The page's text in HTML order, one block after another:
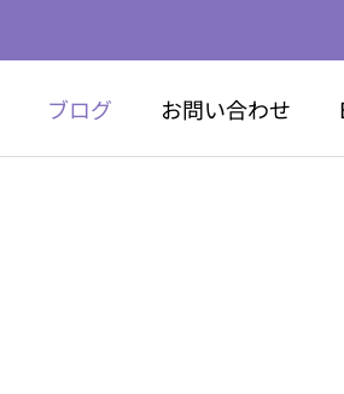
ブログ お問い合わせ